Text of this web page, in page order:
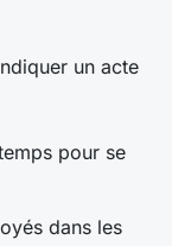
un acte
pour se
dans les